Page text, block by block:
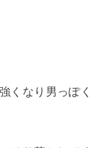
くなり男っぽく